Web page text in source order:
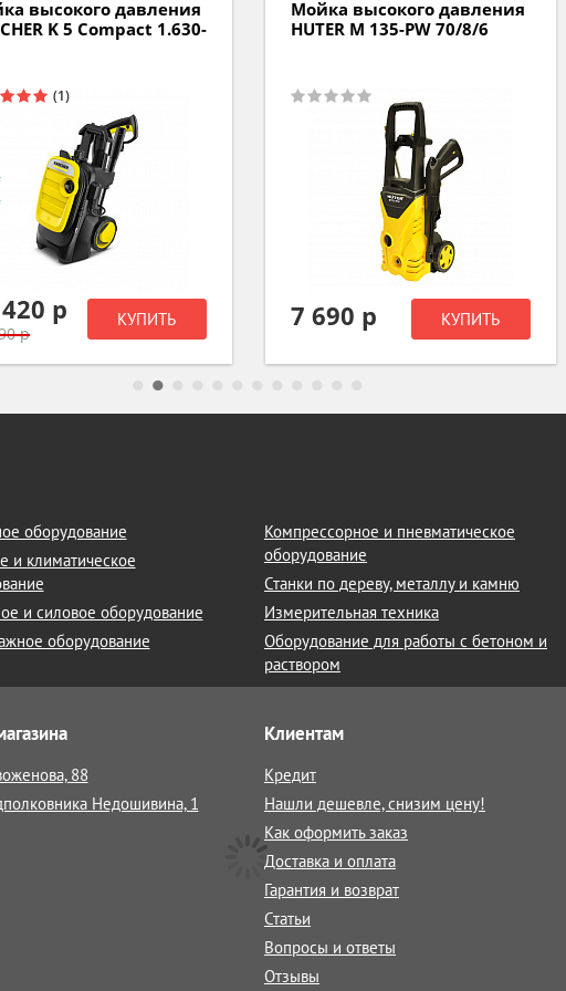
высокого давления
M 135-PW 70/8/6
р КУПИТЬ
Мойка высокого давления
HUTER W 195-PRO 70/8/15
16 090 р КУПИТЬ
оборудование
и климатическое
и силовое оборудование
оборудование
Компрессорное и пневматическое
оборудование
Станки по дереву, металлу и камню
Измерительная техника
Оборудование для работы с бетоном и
раствором
88
Недошивина, 1
Клиентам
Кредит
Нашли дешевле, снизим цену!
Как оформить заказ
Доставка и оплата
Гарантия и возврат
Статьи
Вопросы и ответы
Отзывы